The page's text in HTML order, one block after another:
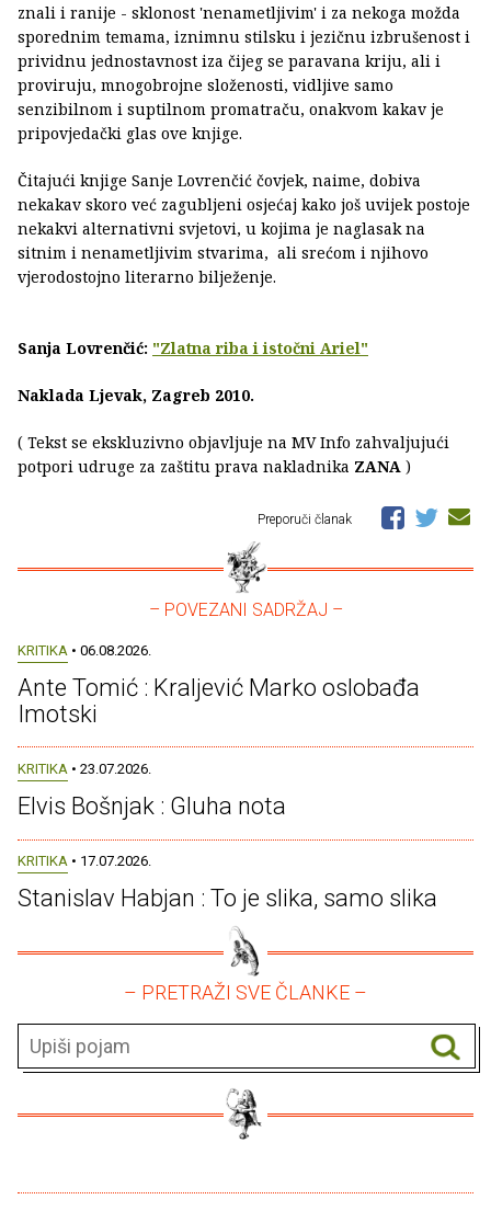
znali i ranije - sklonost 'nenametljivim' i za nekoga možda
sporednim temama, iznimnu stilsku i jezičnu izbrušenost i
prividnu jednostavnost iza čijeg se paravana kriju, ali i
proviruju, mnogobrojne složenosti, vidljive samo
senzibilnom i suptilnom promatraču, onakvom kakav je
pripovjedački glas ove knjige.
Čitajući knjige Sanje Lovrenčić čovjek, naime, dobiva
nekakav skoro već zagubljeni osjećaj kako još uvijek postoje
nekakvi alternativni svjetovi, u kojima je naglasak na
sitnim i nenametljivim stvarima, ali srećom i njihovo
vjerodostojno literarno bilježenje.
Sanja Lovrenčić: "Zlatna riba i istočni Ariel"
Naklada Ljevak, Zagreb 2010.
( Tekst se ekskluzivno objavljuje na MV Info zahvaljujući
potpori udruge za zaštitu prava nakladnika ZANA )
Preporuči članak
– POVEZANI SADRŽAJ –
KRITIKA • 06.08.2026.
Ante Tomić : Kraljević Marko oslobađa
Imotski
KRITIKA • 23.07.2026.
Elvis Bošnjak : Gluha nota
KRITIKA • 17.07.2026.
Stanislav Habjan : To je slika, samo slika
– PRETRAŽI SVE ČLANKE –